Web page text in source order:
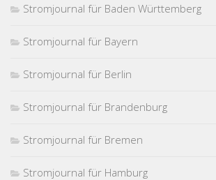
Stromjournal für Baden Württemberg
Stromjournal für Bayern
Stromjournal für Berlin
Stromjournal für Brandenburg
Stromjournal für Bremen
Stromjournal für Hamburg